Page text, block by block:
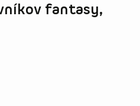
fantasy,